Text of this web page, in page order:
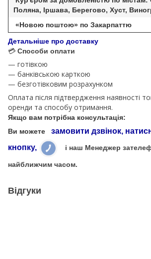
Поляна, Іршава, Берегово, Хуст,
«Новою поштою» по Закарпаттю
Детальніше про доставку
💳 Способи оплати
— готівкою
— банківською карткою
— безготівковим розрахунком
Оплата після підтвердження наявності
оренди та способу отримання.
Якщо вам потрібна консультація:
Ви можете
замовити дзвінок,
кнопку,
і наш Менеджер
найближчим часом.
Відгуки